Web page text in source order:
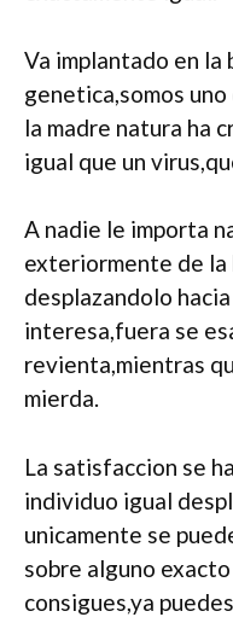
Va implantado en la
genetica,somos
la madre natura ha
igual que un
A nadie le importa
exteriormente de la
desplazandolo
interesa,fuera se
revienta,mientras
mierda.
La satisfaccion se
individuo igual
unicamente se
sobre alguno
consigues,ya